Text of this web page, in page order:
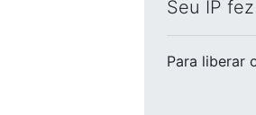
Seu IP
Para liberar